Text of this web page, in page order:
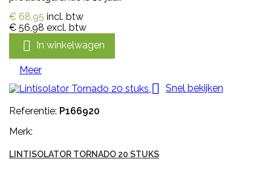
€ 68,95 incl. btw
€ 56,98 excl. btw
 In winkelwagen
Meer
 Snel bekijken
Referentie: P166920
Merk:
LINTISOLATOR TORNADO 20 STUKS